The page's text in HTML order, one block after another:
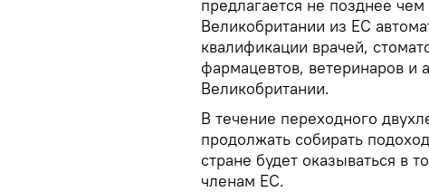
предлагается не позднее
Великобритании из ЕС
квалификации врачей,
фармацевтов, ветеринаров и
Великобритании.
В течение переходного
продолжать собирать
стране будет оказываться в
членам ЕС.